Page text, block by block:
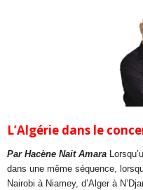
L’Algérie dans le
Par Hacène Nait Amara
dans une même séquence,
Nairobi à Niamey, d’Alger à